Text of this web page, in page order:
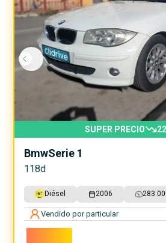
SUPER PRECIO
BmwSerie 1
118d
Diésel 2006
Vendido por particular